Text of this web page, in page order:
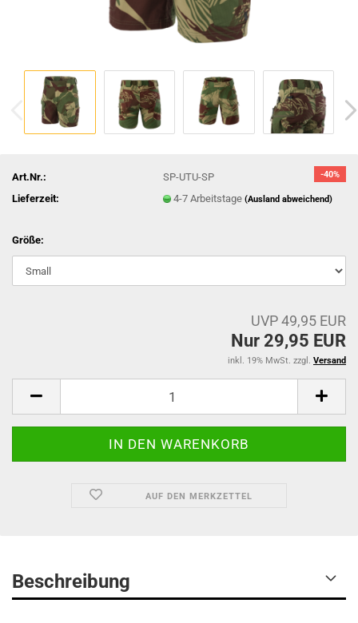
-40%
Art.Nr.:
SP-UTU-SP
Lieferzeit:
4-7 Arbeitstage(Ausland abweichend)
Größe:
UVP 49,95 EUR
Nur 29,95 EUR
inkl. 19% MwSt. zzgl. Versand
AUF DEN MERKZETTEL
Beschreibung